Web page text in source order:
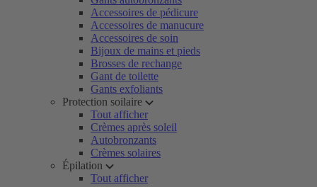
Accessoires de pédicure
Accessoires de manucure
Accessoires de soin
Bijoux de mains et pieds
Brosses de rechange
Gant de toilette
Gants exfoliants
Protection soilaire
Tout afficher
Crèmes après soleil
Autobronzants
Crèmes solaires
Épilation
Tout afficher